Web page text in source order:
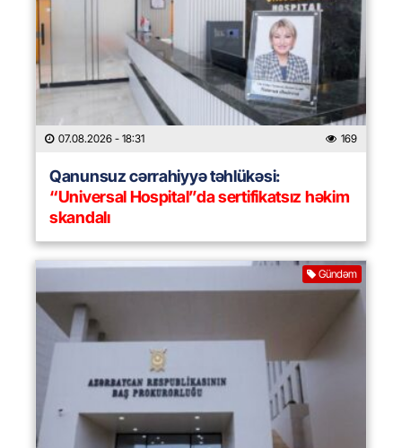
07.08.2026 - 18:31 169
Qanunsuz cərrahiyyə təhlükəsi:
“Universal Hospital”da sertifikatsız həkim
skandalı
Gündəm